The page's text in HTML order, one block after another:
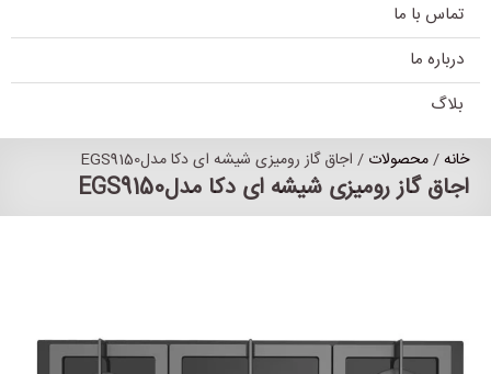
تماس با ما
درباره ما
بلاگ
اجاق گاز رومیزی شیشه ای دکا مدلEGS9150
خانه/محصولات / اجاق گاز رومیزی شیشه ای دکا مدلEGS9150